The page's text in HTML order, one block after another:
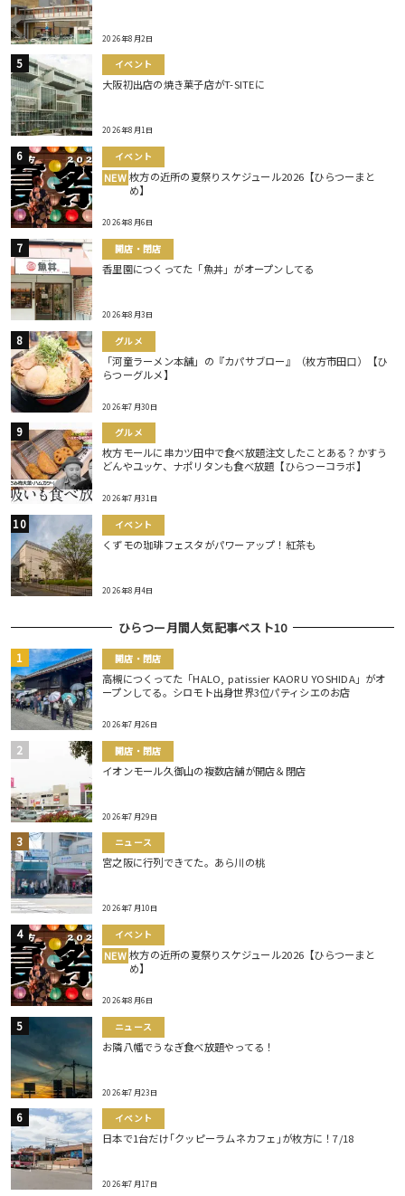
2026年8月2日
イベント
大阪初出店の焼き菓子店がT-SITEに
2026年8月1日
イベント
NEW 枚方の近所の夏祭りスケジュール2026【ひらつーまと
め】
2026年8月6日
開店・閉店
香里園につくってた「魚丼」がオープンしてる
2026年8月3日
グルメ
「河童ラーメン本舗」の『カパサブロー』（枚方市田口）【ひ
らつーグルメ】
2026年7月30日
グルメ
枚方モールに串カツ田中で食べ放題注文したことある？かすう
どんやユッケ、ナポリタンも食べ放題【ひらつーコラボ】
2026年7月31日
イベント
くずモの珈琲フェスタがパワーアップ！紅茶も
2026年8月4日
ひらつー月間人気記事ベスト10
開店・閉店
高槻につくってた「HALO, patissier KAORU YOSHIDA」がオ
ープンしてる。シロモト出身世界3位パティシエのお店
2026年7月26日
開店・閉店
イオンモール久御山の複数店舗が開店＆閉店
2026年7月29日
ニュース
宮之阪に行列できてた。あら川の桃
2026年7月10日
イベント
NEW 枚方の近所の夏祭りスケジュール2026【ひらつーまと
め】
2026年8月6日
ニュース
お隣八幡でうなぎ食べ放題やってる！
2026年7月23日
イベント
日本で1台だけ｢クッピーラムネカフェ｣が枚方に！7/18
2026年7月17日